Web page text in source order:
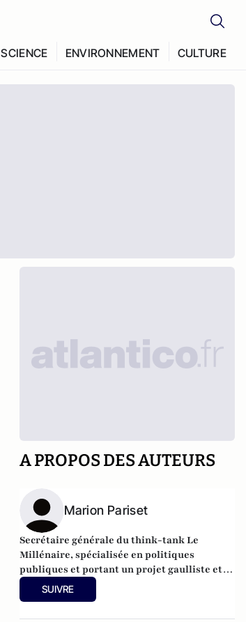
SCIENCE ENVIRONNEMENT CULTURE
A PROPOS DES AUTEURS
Marion Pariset
Secrétaire générale du think-tank Le
Millénaire, spécialisée en politiques
publiques et portant un projet gaulliste et
réformateur au service de la grandeur de la
France
SUIVRE